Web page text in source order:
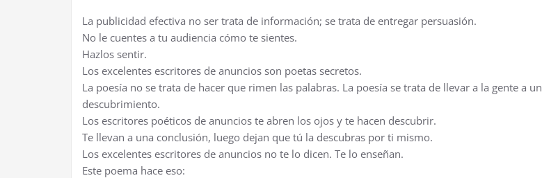
La publicidad efectiva no ser trata de información; se trata de entregar persuasión.
No le cuentes a tu audiencia cómo te sientes.
Hazlos sentir.
Los excelentes escritores de anuncios son poetas secretos.
La poesía no se trata de hacer que rimen las palabras. La poesía se trata de llevar a la gente a un
descubrimiento.
Los escritores poéticos de anuncios te abren los ojos y te hacen descubrir.
Te llevan a una conclusión, luego dejan que tú la descubras por ti mismo.
Los excelentes escritores de anuncios no te lo dicen. Te lo enseñan.
Este poema hace eso: